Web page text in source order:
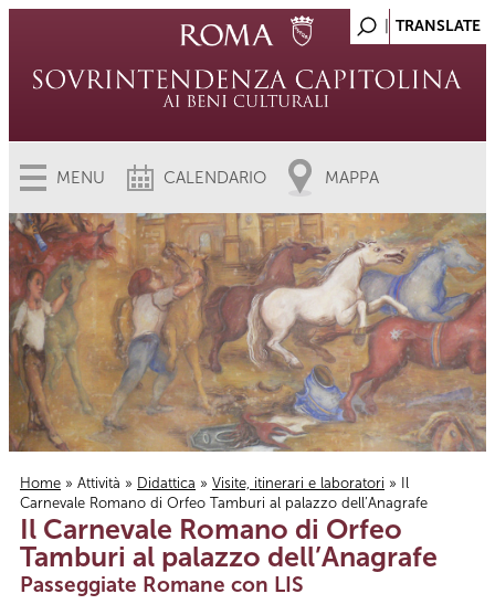
MENU CALENDARIO MAPPA
Tu sei qui
Home » Attività » Didattica » Visite, itinerari e laboratori » Il
Carnevale Romano di Orfeo Tamburi al palazzo dell’Anagrafe
Il Carnevale Romano di Orfeo
Tamburi al palazzo dell’Anagrafe
Passeggiate Romane con LIS